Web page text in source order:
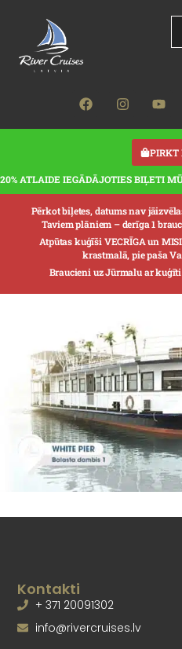
PIRKT
20% ATLAIDE IEGĀDĀJOTIES BIĻETI
Pērkot biļetes, datums nav
Taviem plāniem – derīga 1
Atpūtas kuģīši VECRĪGA un
krastmalā, pie paša
Braucieni uz Jūrmalu ar kuģīti
Kontakti
+ 371 20091302
info@rivercruises.lv